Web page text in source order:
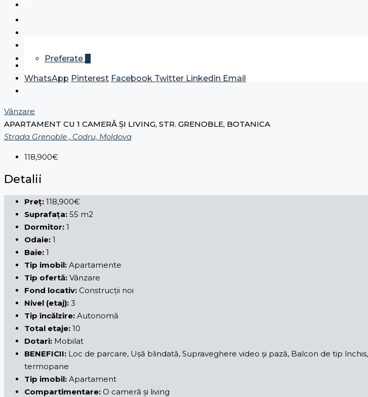
Preferate
WhatsApp Pinterest Facebook Twitter Linkedin Email
Vânzare
APARTAMENT CU 1 CAMERĂ ȘI LIVING, STR. GRENOBLE, BOTANICA
Strada Grenoble , Codru, Moldova
118,900€
Detalii
Preț: 118,900€
Suprafața: 55 m2
Dormitor: 1
Odaie: 1
Baie: 1
Tip imobil: Apartamente
Tip ofertă: Vânzare
Fond locativ: Construcții noi
Nivel (etaj): 3
Tip încălzire: Autonomă
Total etaje: 10
Dotari: Mobilat
BENEFICII: Loc de parcare, Ușă blindată, Supraveghere video și pază, Balcon de tip
termopane
Tip imobil: Apartament
Compartimentare: O cameră și living